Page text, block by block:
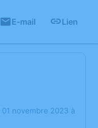
E-mail Lien
novembre 2023 à